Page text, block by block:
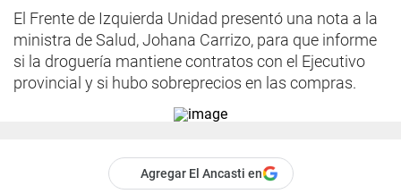
El Frente de Izquierda Unidad presentó una nota a la
ministra de Salud, Johana Carrizo, para que informe
si la droguería mantiene contratos con el Ejecutivo
provincial y si hubo sobreprecios en las compras.
Agregar El Ancasti en